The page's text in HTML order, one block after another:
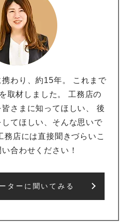
わり、約15年。 これまで
取材しました。 工務店の
さまに知ってほしい、 後
てほしい、そんな思いで
務店には直接聞きづらいこ
合わせください！
ターに聞いてみる